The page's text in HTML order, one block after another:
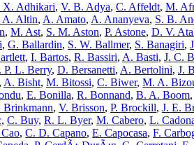
X. Adhikari, V. B. Adya, C. Affeldt, M.
A. Altin, A. Amato, A. Ananyeva, S. B.
, M. Ast, S. M. Aston, P. Astone, D. V.
, G. Ballardin, S. W. Ballmer, S. Banagiri,
, I. Bartos, R. Bassiri, A. Basti, J. C.
P. L. Berry, D. Bersanetti, A. Bertolini, J.
, A. Bisht, M. Bitossi, C. Biwer, M. A.
, E. Bonilla, R. Bonnand, B. A. Boom,
Brinkmann, V. Brisson, P. Brockill, J. E.
, C. Buy, R. L. Byer, M. Cabero, L.
, C. D. Capano, E. Capocasa, F.